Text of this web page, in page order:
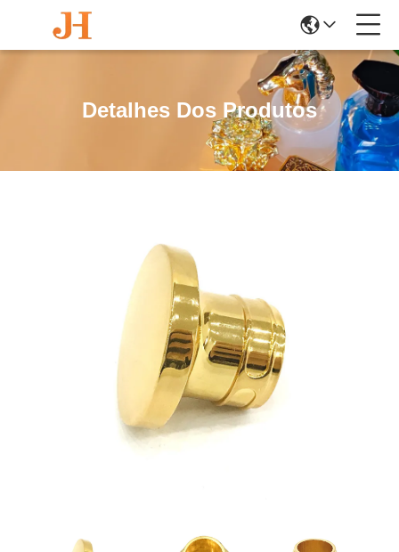
Detalhes Dos Produtos